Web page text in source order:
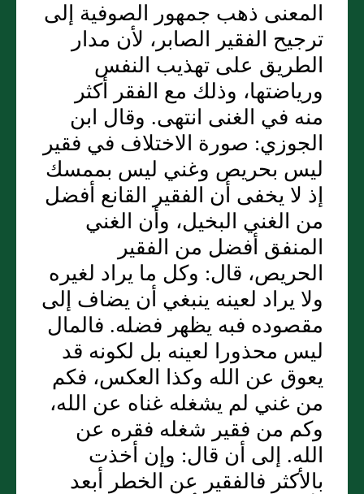
المعنى ذهب جمهور الصوفية إلى
ترجيح الفقير الصابر، لأن مدار
الطريق على تهذيب النفس
ورياضتها، وذلك مع الفقر أكثر
منه في الغنى انتهى. وقال ابن
الجوزي: صورة الاختلاف في فقير
ليس بحريص وغني ليس بممسك
إذ لا يخفى أن الفقير القانع أفضل
من الغني البخيل، وأن الغني
المنفق أفضل من الفقير
الحريص، قال: وكل ما يراد لغيره
ولا يراد لعينه ينبغي أن يضاف إلى
مقصوده فبه يظهر فضله. فالمال
ليس محذورا لعينه بل لكونه قد
يعوق عن الله وكذا العكس، فكم
من غني لم يشغله غناه عن الله،
وكم من فقير شغله فقره عن
الله. إلى أن قال: وإن أخذت
بالأكثر فالفقير عن الخطر أبعد